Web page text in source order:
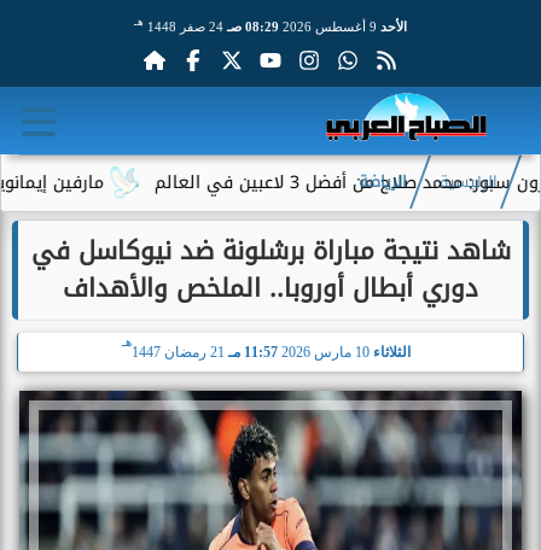
الأحد 08:29 صـ 24 صفر 1448 هـ
مارفين إيمانويل.. أفضل 3 لاعبين في العالم
الرئيسية الرياضة
شاهد نتيجة مباراة برشلونة ضد نيوكاسل في
دوري أبطال أوروبا.. الملخص والأهداف
الثلاثاء 10 مارس 2026 11:57 مـ 21 رمضان 1447
هـ